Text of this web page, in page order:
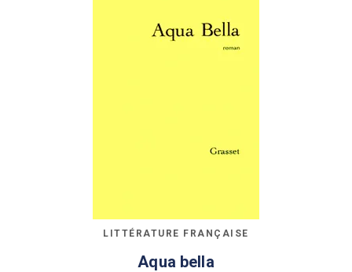
LITTÉRATURE FRANÇAISE
Aqua bella